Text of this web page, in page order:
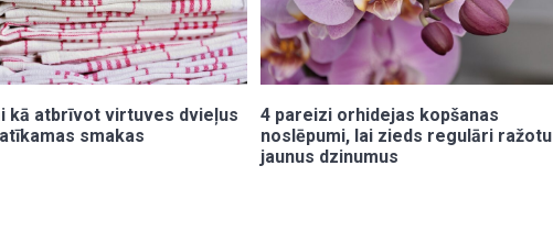
kā atbrīvot virtuves dvieļus
smakas
4 pareizi orhidejas kopšanas
noslēpumi, lai zieds regulāri ražotu
jaunus dzinumus